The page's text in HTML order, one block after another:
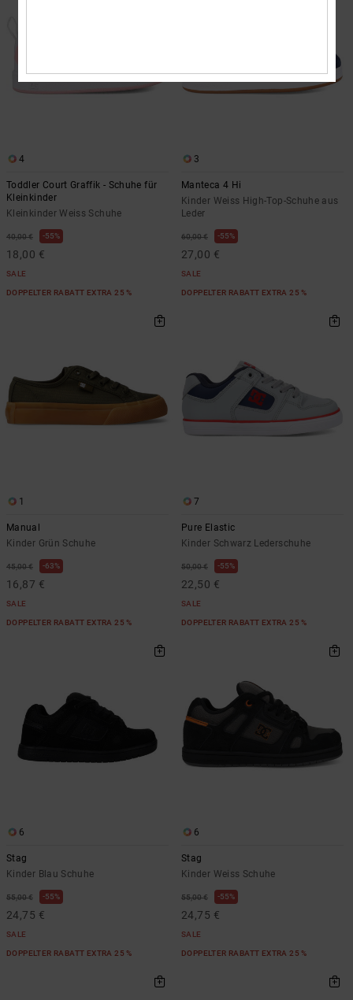
4
Toddler Court Graffik - Schuhe für
Kleinkinder
Kleinkinder Weiss Schuhe
40,00 € 55%
18,00 €
SALE
DOPPELTER RABATT EXTRA 25 %
3
Manteca 4 Hi
Kinder Weiss High-Top-Schuhe aus
Leder
60,00 € 55%
27,00 €
SALE
DOPPELTER RABATT EXTRA 25 %
1
Manual
Kinder Grün Schuhe
45,00 € 63%
16,87 €
SALE
DOPPELTER RABATT EXTRA 25 %
7
Pure Elastic
Kinder Schwarz Lederschuhe
50,00 € 55%
22,50 €
SALE
DOPPELTER RABATT EXTRA 25 %
6
Stag
Kinder Blau Schuhe
55,00 € 55%
24,75 €
SALE
DOPPELTER RABATT EXTRA 25 %
6
Stag
Kinder Weiss Schuhe
55,00 € 55%
24,75 €
SALE
DOPPELTER RABATT EXTRA 25 %